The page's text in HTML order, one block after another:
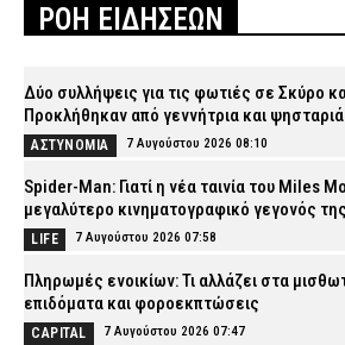
ΡΟΗ ΕΙΔΗΣΕΩΝ
Δύο συλλήψεις για τις φωτιές σε Σκύρο
Προκλήθηκαν από γεννήτρια και ψησταριά
ΑΣΤΥΝΟΜΙΑ 7 Αυγούστου 2026 08:10
Spider-Man: Γιατί η νέα ταινία του Miles
μεγαλύτερο κινηματογραφικό γεγονός
LIFE 7 Αυγούστου 2026 07:58
Πληρωμές ενοικίων: Τι αλλάζει στα
επιδόματα και φοροεκπτώσεις
CAPITAL 7 Αυγούστου 2026 07:47